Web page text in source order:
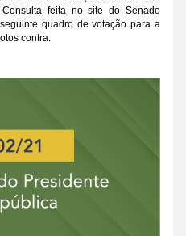
feita no site do Senado
quadro de votação para a
contra.